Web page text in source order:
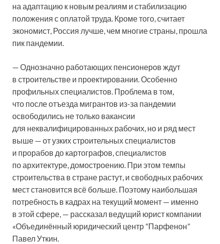
на адаптацию к новым реалиям и стабилизацию
положения с оплатой труда. Кроме того, считает
экономист, Россия лучше, чем многие страны, прошла
пик пандемии.
— Однозначно работающих пенсионеров ждут
в строительстве и проектировании. Особенно
профильных специалистов. Проблема в том,
что после отъезда мигрантов из-за пандемии
освободились не только вакансии
для неквалифицированных рабочих, но и ряд мест
выше — от узких строительных специалистов
и прорабов до картографов, специалистов
по архитектуре, домостроению. При этом темпы
строительства в стране растут, и свободных рабочих
мест становится всё больше. Поэтому наибольшая
потребность в кадрах на текущий момент — именно
в этой сфере, — рассказал ведущий юрист компании
«Объединённый юридический центр “Парфенон”
Павел Уткин.